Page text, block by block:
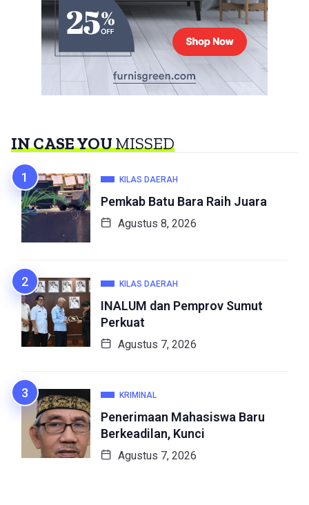
IN CASE YOUMISSED
KILAS DAERAH
Pemkab Batu Bara Raih Juara
Agustus 8, 2026
KILAS DAERAH
INALUM dan Pemprov Sumut
Perkuat
Agustus 7, 2026
KRIMINAL
Penerimaan Mahasiswa Baru
Berkeadilan, Kunci
Agustus 7, 2026